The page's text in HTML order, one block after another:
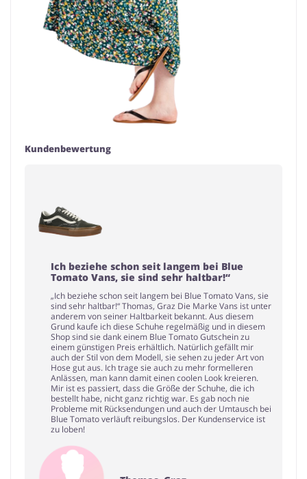
Kundenbewertung
Ich beziehe schon seit langem bei Blue
Tomato Vans, sie sind sehr haltbar!“
„Ich beziehe schon seit langem bei Blue Tomato Vans, sie
sind sehr haltbar!“ Thomas, Graz Die Marke Vans ist unter
anderem von seiner Haltbarkeit bekannt. Aus diesem
Grund kaufe ich diese Schuhe regelmäßig und in diesem
Shop sind sie dank einem Blue Tomato Gutschein zu
einem günstigen Preis erhältlich. Natürlich gefällt mir
auch der Stil von dem Modell, sie sehen zu jeder Art von
Hose gut aus. Ich trage sie auch zu mehr formelleren
Anlässen, man kann damit einen coolen Look kreieren.
Mir ist es passiert, dass die Größe der Schuhe, die ich
bestellt habe, nicht ganz richtig war. Es gab noch nie
Probleme mit Rücksendungen und auch der Umtausch bei
Blue Tomato verläuft reibungslos. Der Kundenservice ist
zu loben!